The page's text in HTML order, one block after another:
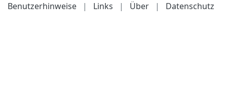
Benutzerhinweise
| Links | Über | Datenschutz